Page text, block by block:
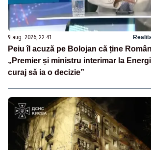
9 aug. 2026, 22:41
Peiu îl acuză pe Bolojan că ține
„Premier și ministru interimar la
curaj să ia o decizie”